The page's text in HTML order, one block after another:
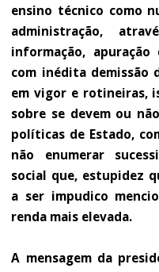
ensino técnico como
administração,
informação,
com inédita demissão
em vigor e rotineiras,
sobre se devem ou
políticas de Estado,
não enumerar
social que, estupidez
a ser impudico
renda mais elevada.
A mensagem da